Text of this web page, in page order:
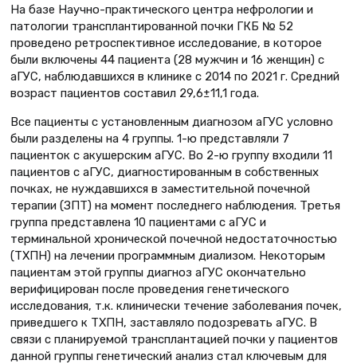
На базе Научно-практического центра нефрологии и
патологии трансплантированной почки ГКБ № 52
проведено ретроспективное исследование, в которое
были включены 44 пациента (28 мужчин и 16 женщин) с
аГУС, наблюдавшихся в клинике с 2014 по 2021 г. Средний
возраст пациентов составил 29,6±11,1 года.
Все пациенты с установленным диагнозом аГУС условно
были разделены на 4 группы. 1-ю представляли 7
пациенток с акушерским аГУС. Во 2-ю группу входили 11
пациентов с аГУС, диагностированным в собственных
почках, не нуждавшихся в заместительной почечной
терапии (ЗПТ) на момент последнего наблюдения. Третья
группа представлена 10 пациентами с аГУС и
терминальной хронической почечной недостаточностью
(ТХПН) на лечении программным диализом. Некоторым
пациентам этой группы диагноз аГУС окончательно
верифицирован после проведения генетического
исследования, т.к. клинически течение заболевания почек,
приведшего к ТХПН, заставляло подозревать аГУС. В
связи с планируемой трансплантацией почки у пациентов
данной группы генетический анализ стал ключевым для